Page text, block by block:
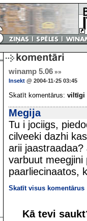
winamp 5.06 »»
Insekt @ 2004-11-25 03:45
Skatīt komentārus: viltīgi
Megija
Tu i jociigs,
cilveeki dazhi
arii
varbuut meegjini
paarliecinaatos,
Skatīt visus komentārus
Kā tevi